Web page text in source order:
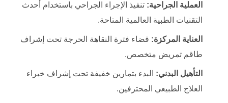
العملية الجراحية: تنفيذ الإجراء الجراحي باستخدام أحدث
التقنيات الطبية العالمية المتاحة.
العناية المركزة: قضاء فترة النقاهة الحرجة تحت إشراف
طاقم تمريض متخصص.
التأهيل البدني: البدء بتمارين خفيفة تحت إشراف خبراء
العلاج الطبيعي المحترفين.